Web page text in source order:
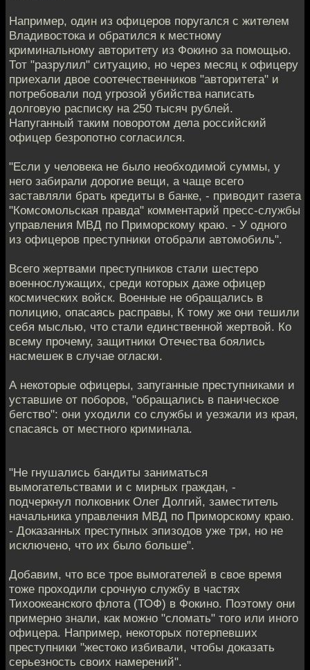
Например, один из офицеров поругался с жителем
Владивостока и обратился к местному
криминальному авторитету из Фокино за помощью.
Тот "разрулил" ситуацию, но через месяц к офицеру
приехали двое соотечественников "авторитета" и
потребовали под угрозой убийства написать
долговую расписку на 250 тысяч рублей.
Напуганный таким поворотом дела российский
офицер безропотно согласился.
"Если у человека не было необходимой суммы, у
него забирали дорогие вещи, а чаще всего
заставляли брать кредиты в банке, - приводит газета
"Комсомольская правда" комментарий пресс-службы
управления МВД по Приморскому краю. - У одного
из офицеров преступники отобрали автомобиль".
Всего жертвами преступников стали шестеро
военнослужащих, среди которых даже офицер
космических войск. Военные не обращались в
полицию, опасаясь расправы, К тому же они тешили
себя мыслью, что стали единственной жертвой. Ко
всему прочему, защитники Отечества боялись
насмешек в случае огласки.
А некоторые офицеры, запуганные преступниками и
уставшие от поборов, "обращались в паническое
бегство": они уходили со службы и уезжали из края,
спасаясь от местного криминала.
"Не гнушались бандиты заниматься
вымогательствами и с мирных граждан, -
подчеркнул полковник Олег Долгий, заместитель
начальника управления МВД по Приморскому краю.
- Доказанных преступных эпизодов уже три, но не
исключено, что их было больше".
Добавим, что все трое вымогателей в свое время
тоже проходили срочную службу в частях
Тихоокеанского флота (ТОФ) в Фокино. Поэтому они
примерно знали, как можно "сломать" того или иного
офицера. Например, некоторых потерпевших
преступники "жестоко избивали, чтобы доказать
серьезность своих намерений".